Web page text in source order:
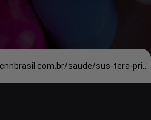
https://www.cnnbrasil.com.br/saude/sus-tera-primeiro-medicamento-para-demencia-associada-ao-parkinson/